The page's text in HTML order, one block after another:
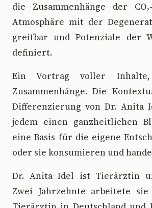
die Zusammenhänge der
Atmosphäre mit der
greifbar und Potenziale der
definiert.
Ein Vortrag voller
Zusammenhänge. Die
Differenzierung von Dr. Anita
jedem einen ganzheitlichen
eine Basis für die eigene
oder sie konsumieren und
Dr. Anita Idel ist Tierärztin
Zwei Jahrzehnte arbeitete